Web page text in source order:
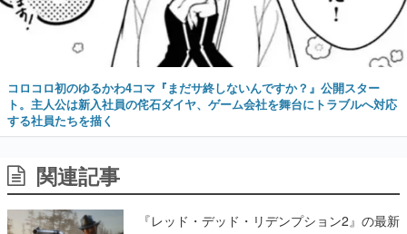
コロコロ初のゆるかわ4コマ『まだサ終しないんですか？』公開スター
ト。主人公は新入社員の侘石ダイヤ、ゲーム会社を舞台にトラブルへ対応
する社員たちを描く
関連記事
『レッド・デッド・リデンプション2』の最新